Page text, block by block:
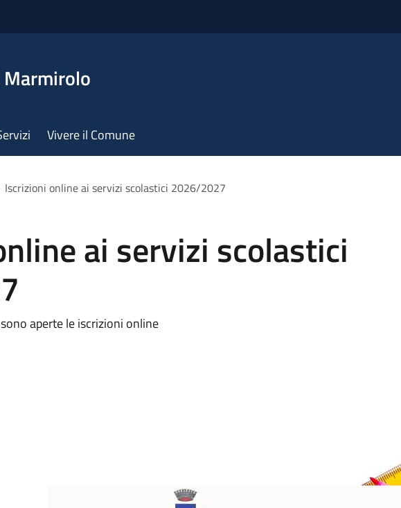
Marmirolo
Vivere il Comune
Iscrizioni online ai servizi scolastici 2026/2027
ai servizi scolastici
aperte le iscrizioni online